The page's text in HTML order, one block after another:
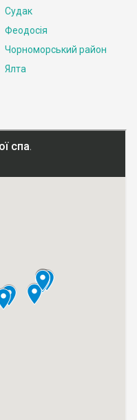
Судак
Феодосія
Чорноморський район
Ялта